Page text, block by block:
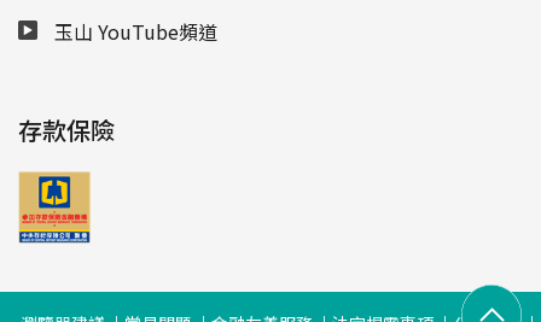
玉山 YouTube頻道
存款保險